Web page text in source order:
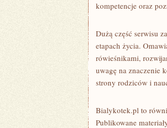
kompetencje oraz
Dużą część serwisu
etapach życia.
rówieśnikami,
uwagę na znaczenie
strony rodziców i
Bialykotek.pl to
Publikowane